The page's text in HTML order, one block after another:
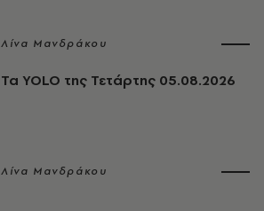
Λίνα Μανδράκου
Τα YOLO της Τετάρτης 05.08.2026
Λίνα Μανδράκου